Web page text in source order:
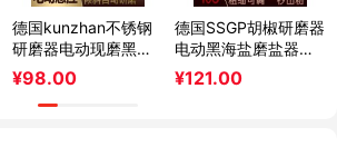
德国kunzhan不锈钢
研磨器电动现磨黑胡
椒粒海盐瓶花椒粉家
用厨房
¥98.00
德国SSGP胡椒研磨器
电动黑海盐磨盐器磨
胡椒粉粒神器花椒研
磨瓶
¥121.00